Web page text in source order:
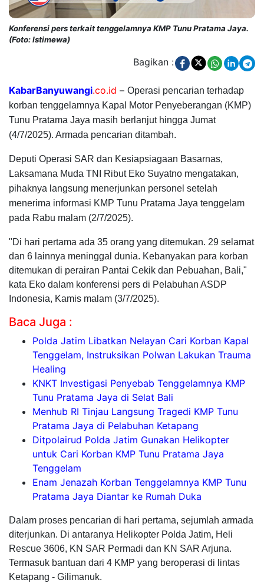
Konferensi pers terkait tenggelamnya KMP Tunu Pratama Jaya.
(Foto: Istimewa)
Bagikan :
KabarBanyuwangi.co.id – Operasi pencarian terhadap
korban tenggelamnya Kapal Motor Penyeberangan (KMP)
Tunu Pratama Jaya masih berlanjut hingga Jumat
(4/7/2025). Armada pencarian ditambah.
Deputi Operasi SAR dan Kesiapsiagaan Basarnas,
Laksamana Muda TNI Ribut Eko Suyatno mengatakan,
pihaknya langsung menerjunkan personel setelah
menerima informasi KMP Tunu Pratama Jaya tenggelam
pada Rabu malam (2/7/2025).
"Di hari pertama ada 35 orang yang ditemukan. 29 selamat
dan 6 lainnya meninggal dunia. Kebanyakan para korban
ditemukan di perairan Pantai Cekik dan Pebuahan, Bali,"
kata Eko dalam konferensi pers di Pelabuhan ASDP
Indonesia, Kamis malam (3/7/2025).
Baca Juga :
Polda Jatim Libatkan Nelayan Cari Korban Kapal
Tenggelam, Instruksikan Polwan Lakukan Trauma
Healing
KNKT Investigasi Penyebab Tenggelamnya KMP
Tunu Pratama Jaya di Selat Bali
Menhub RI Tinjau Langsung Tragedi KMP Tunu
Pratama Jaya di Pelabuhan Ketapang
Ditpolairud Polda Jatim Gunakan Helikopter
untuk Cari Korban KMP Tunu Pratama Jaya
Tenggelam
Enam Jenazah Korban Tenggelamnya KMP Tunu
Pratama Jaya Diantar ke Rumah Duka
Dalam proses pencarian di hari pertama, sejumlah armada
diterjunkan. Di antaranya Helikopter Polda Jatim, Heli
Rescue 3606, KN SAR Permadi dan KN SAR Arjuna.
Termasuk bantuan dari 4 KMP yang beroperasi di lintas
Ketapang - Gilimanuk.